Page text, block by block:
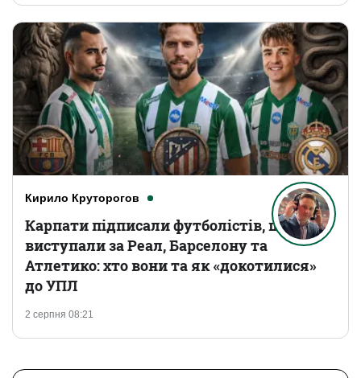
Кирило Круторогов
2 серпня 08:21
Карпати підписали футболістів, що
виступали за Реал, Барселону та
Атлетико: хто вони та як «докотилися»
до УПЛ